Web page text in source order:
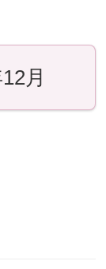
月